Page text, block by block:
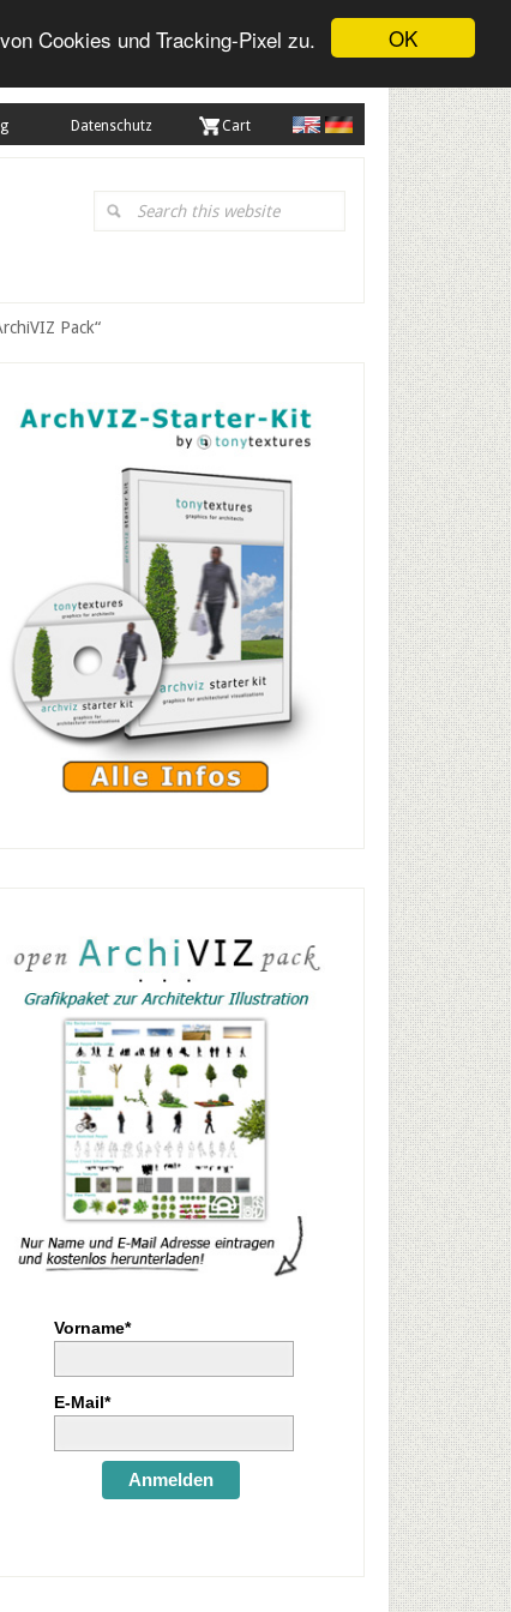
OK
Cookies und Tracking-Pixel zu.
Datenschutz . Cart
Search
Pack“
Vorname*
E-Mail*
Anmelden